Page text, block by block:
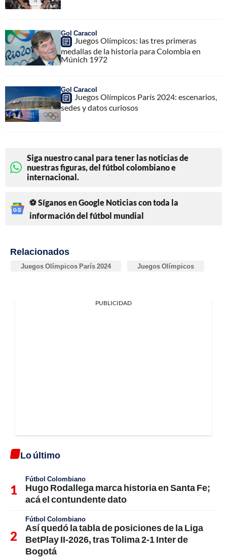
Gol Caracol
Juegos Olímpicos: las tres primeras
medallas de la historia para Colombia en
Múnich 1972
Gol Caracol
Juegos Olímpicos París 2024: escenarios,
sedes y datos curiosos
Siga nuestro canal para tener las noticias de
nuestras figuras, del fútbol colombiano e
internacional.
⚽ Síganos en Google Noticias con toda la
información del fútbol mundial
Relacionados
Juegos Olímpicos París 2024 Juegos Olímpicos
PUBLICIDAD
Lo último
Fútbol Colombiano
Hugo Rodallega marca historia en Santa Fe;
acá el contundente dato
Fútbol Colombiano
Así quedó la tabla de posiciones de la Liga
BetPlay II-2026, tras Tolima 2-1 Inter de
Bogotá